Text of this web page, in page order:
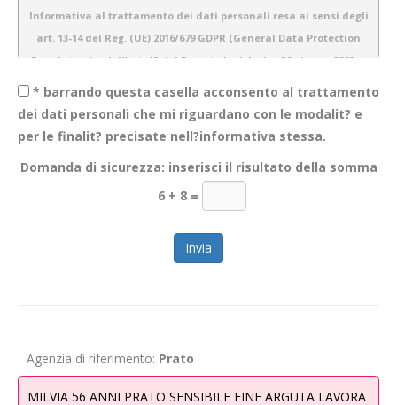
Informativa al trattamento dei dati personali resa ai sensi degli
art. 13-14 del Reg. (UE) 2016/679 GDPR (General Data Protection
Regulation) e dell’art. 13 del Decreto legislativo 30 giugno 2003 n.
1.Introduzione
Obiettivo Incontro S.r.l. è consapevole dell’importanza della protezione
dei dati personali e del rispetto della privacy dei propri utenti. Pertanto
garantiamo sicurezza e riservatezza durante l’elaborazione delle
informazioni personali dei nostri utenti.
informazioni raccolte tramite canali diversi dal presente sito web. Lo
* barrando questa casella acconsento al trattamento
dei dati personali che mi riguardano con le modalit? e
per le finalit? precisate nell?informativa stessa.
Domanda di sicurezza: inserisci il risultato della somma
6 + 8 =
Agenzia di riferimento: Prato
MILVIA 56 ANNI PRATO SENSIBILE FINE ARGUTA LAVORA